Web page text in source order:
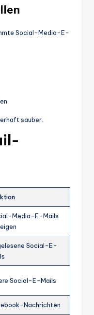
Social-Media-E-
sauber.
Media-E-Mails
Social-E-
Social-E-Mails
Nachrichten